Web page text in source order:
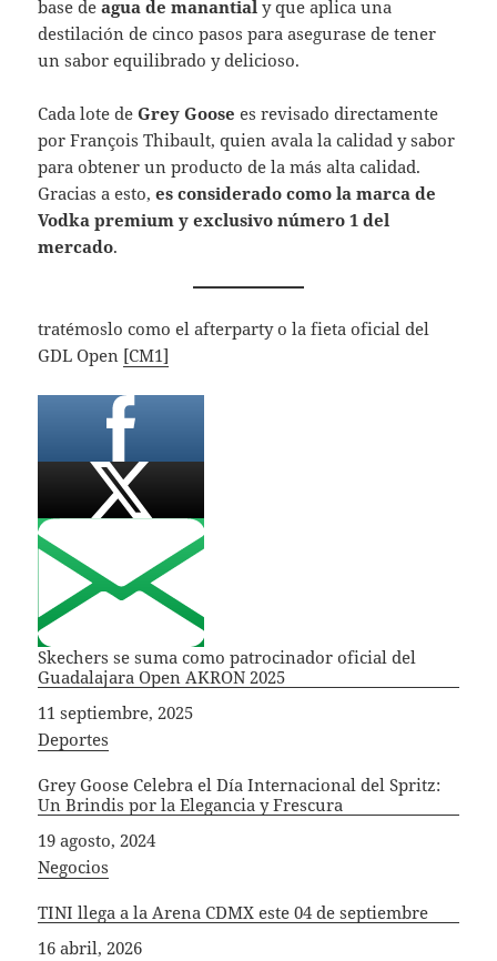
base deagua de manantial y que aplica una
destilación de cinco pasos para asegurase de tener
un sabor equilibrado y delicioso.
Cada lote deGrey Goose es revisado directamente
por François Thibault, quien avala la calidad y sabor
para obtener un producto de la más alta calidad.
Gracias a esto,es considerado como la marca de
Vodka premium y exclusivo número 1 del
mercado.
tratémoslo como el afterparty o la fieta oficial del
GDL Open [CM1]
Skechers se suma como patrocinador oficial del
Guadalajara Open AKRON 2025
Fecha
11 septiembre, 2025
In relation to
Deportes
Grey Goose Celebra el Día Internacional del Spritz:
Un Brindis por la Elegancia y Frescura
Fecha
19 agosto, 2024
In relation to
Negocios
TINI llega a la Arena CDMX este 04 de septiembre
Fecha
16 abril, 2026